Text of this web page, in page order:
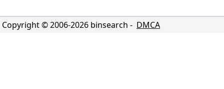
Copyright © 2006-2026 binsearch - DMCA